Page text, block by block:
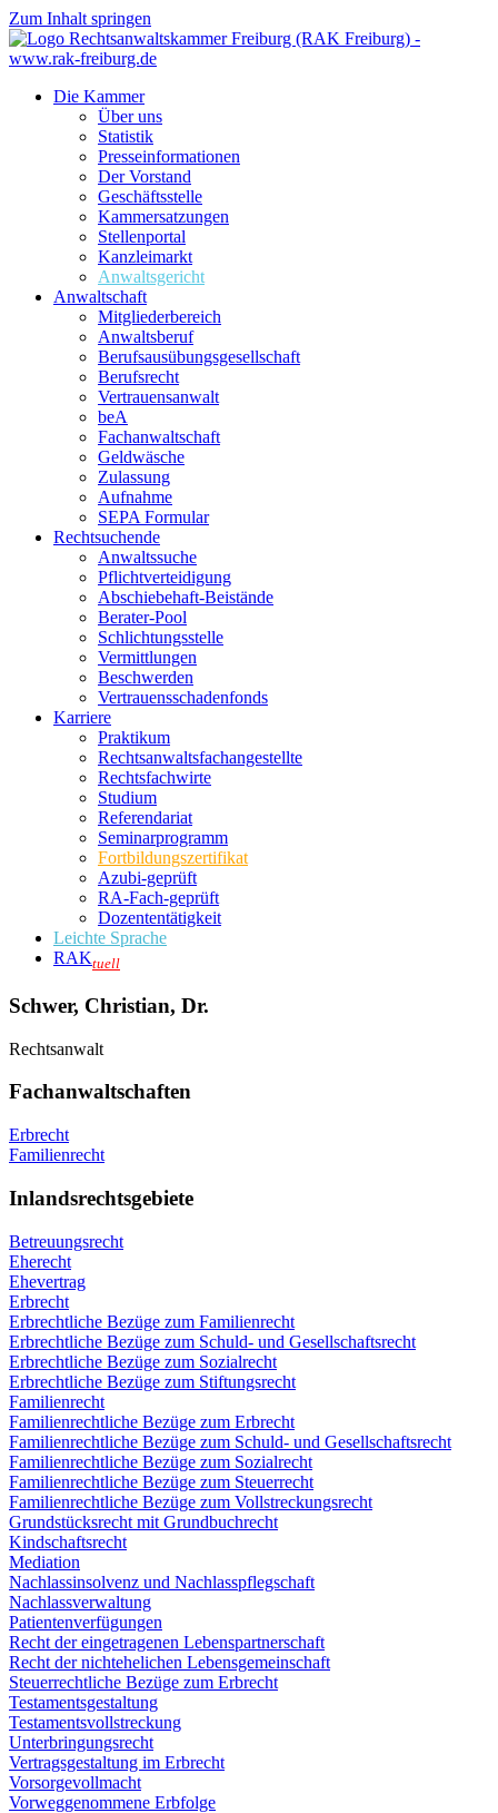
Zum Inhalt springen
Die Kammer
Über uns
Statistik
Presseinformationen
Der Vorstand
Geschäftsstelle
Kammersatzungen
Stellenportal
Kanzleimarkt
Anwaltsgericht
Anwaltschaft
Mitgliederbereich
Anwaltsberuf
Berufsausübungs­gesellschaft
Berufsrecht
Vertrauensanwalt
beA
Fachanwaltschaft
Geldwäsche
Zulassung
Aufnahme
SEPA Formular
Rechtsuchende
Anwaltssuche
Pflichtverteidigung
Abschiebehaft-Beistände
Berater-Pool
Schlichtungsstelle
Vermittlungen
Beschwerden
Vertrauensschadenfonds
Karriere
Praktikum
Rechtsanwalts­fachangestellte
Rechtsfachwirte
Studium
Referendariat
Seminarprogramm
Fortbildungszertifikat
Azubi-geprüft
RA-Fach-geprüft
Dozententätigkeit
Leichte Sprache
RAKtuell
Schwer, Christian, Dr.
Rechtsanwalt
Fachanwaltschaften
Erbrecht
Familienrecht
Inlandsrechtsgebiete
Betreuungsrecht
Eherecht
Ehevertrag
Erbrecht
Erbrechtliche Bezüge zum Familienrecht
Erbrechtliche Bezüge zum Schuld- und Gesellschaftsrecht
Erbrechtliche Bezüge zum Sozialrecht
Erbrechtliche Bezüge zum Stiftungsrecht
Familienrecht
Familienrechtliche Bezüge zum Erbrecht
Familienrechtliche Bezüge zum Schuld- und Gesellschaftsrecht
Familienrechtliche Bezüge zum Sozialrecht
Familienrechtliche Bezüge zum Steuerrecht
Familienrechtliche Bezüge zum Vollstreckungsrecht
Grundstücksrecht mit Grundbuchrecht
Kindschaftsrecht
Mediation
Nachlassinsolvenz und Nachlasspflegschaft
Nachlassverwaltung
Patientenverfügungen
Recht der eingetragenen Lebenspartnerschaft
Recht der nichtehelichen Lebensgemeinschaft
Steuerrechtliche Bezüge zum Erbrecht
Testamentsgestaltung
Testamentsvollstreckung
Unterbringungsrecht
Vertragsgestaltung im Erbrecht
Vorsorgevollmacht
Vorweggenommene Erbfolge